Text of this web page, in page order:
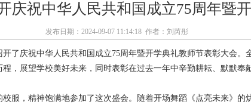
庆祝中华人民共和国成立75周年暨
发布日期：2024-09-07 11:14:18 作者：刘芮彤
庆祝中华人民共和国成立75周年暨开学典礼教师节表彰大会。
，展望学校美好未来，同时表彰在过去一年中辛勤耕耘、默默奉
，精神饱满地参加了这次盛会。随着开场舞蹈《点亮未来》的